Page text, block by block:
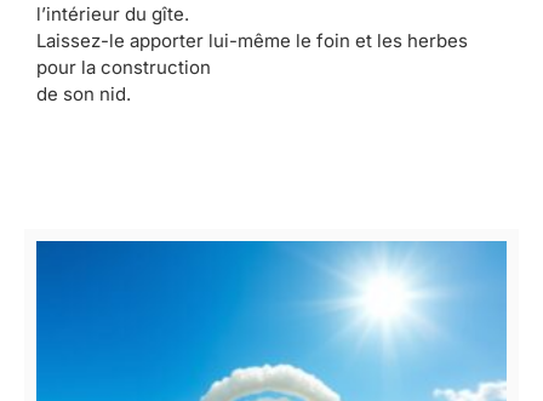
l’intérieur du gîte.
Laissez-le apporter lui-même le foin et les herbes
pour la construction
de son nid.